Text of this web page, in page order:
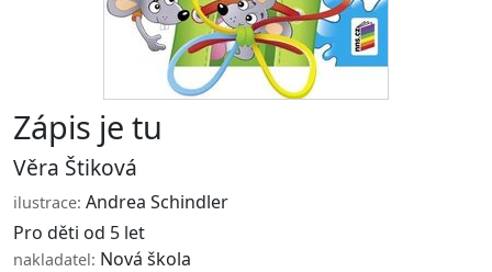
Zápis je tu
Věra Štiková
ilustrace: Andrea Schindler
Pro děti od 5 let
nakladatel: Nová škola